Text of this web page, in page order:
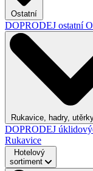
Ostatní
DOPRODEJ ostatní
Rukavice, hadry,
DOPRODEJ
Rukavice
Hotelový
sortiment